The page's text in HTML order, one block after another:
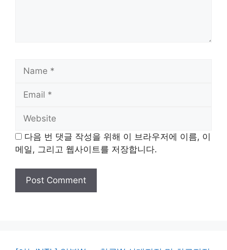
다음 번 댓글 작성을 위해 이 브라우저에 이름, 이
메일, 그리고 웹사이트를 저장합니다.